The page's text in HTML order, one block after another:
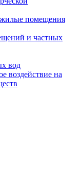
жилые помещения
и частных
вод
воздействие на